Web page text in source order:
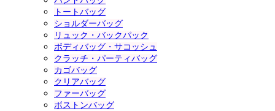
トートバッグ
ショルダーバッグ
リュック・バックパック
ボディバッグ・サコッシュ
クラッチ・パーティバッグ
カゴバッグ
クリアバッグ
ファーバッグ
ボストンバッグ